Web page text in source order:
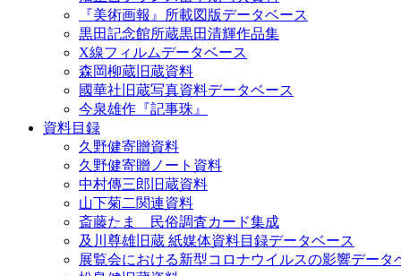
『美術画報』所載図版データベース
黒田記念館所蔵黒田清輝作品集
X線フィルムデータベース
森岡柳蔵旧蔵資料
國華社旧蔵写真資料データベース
今泉雄作『記事珠』
資料目録
久野健寄贈資料
久野健寄贈ノート資料
中村傳三郎旧蔵資料
山下菊二関連資料
斎藤たま 民俗調査カード集成
及川尊雄旧蔵 紙媒体資料目録データベース
展覧会における新型コロナウイルスの影響データ